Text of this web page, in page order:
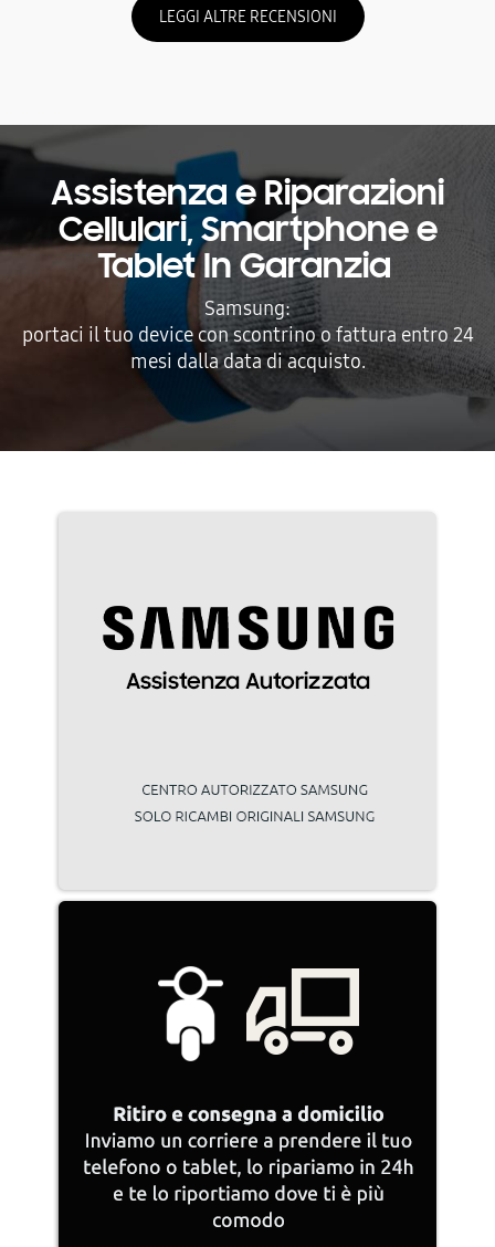
LEGGI ALTRE RECENSIONI
Assistenza e Riparazioni
Cellulari, Smartphone e
Tablet In Garanzia
Samsung:
portaci il tuo device con scontrino o fattura entro 24
mesi dalla data di acquisto.